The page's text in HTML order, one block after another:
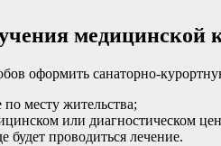
медицинской
оформить санаторно-
месту жительства;
или диагностическом
будет проводиться лечение.